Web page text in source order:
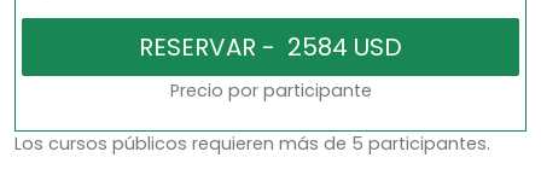
Precio por participante
Los cursos públicos requieren más de 5 participantes.